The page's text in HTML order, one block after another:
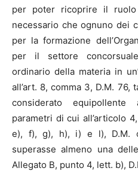
per poter ricoprire il ruolo
necessario che ognuno dei
per la formazione
per il settore
ordinario della materia in
all’art. 8, comma 3, D.M. 76,
considerato
parametri di cui all’articolo
e), f), g), h), i) e l), D.M.
superasse almeno una
Allegato B, punto 4, lett. b),